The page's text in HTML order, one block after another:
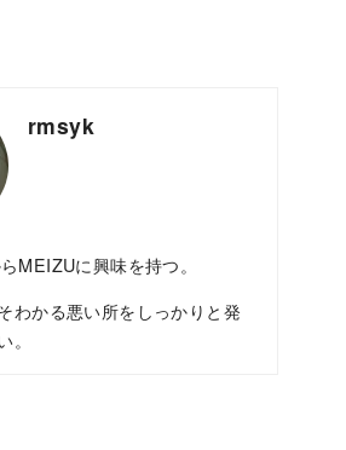
rmsyk
MEIZUに興味を持つ。
わかる悪い所をしっかりと発